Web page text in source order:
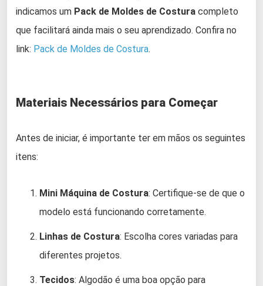
indicamos um Pack de Moldes de Costura completo
que facilitará ainda mais o seu aprendizado. Confira no
link: Pack de Moldes de Costura.
Materiais Necessários para Começar
Antes de iniciar, é importante ter em mãos os seguintes
itens:
Mini Máquina de Costura: Certifique-se de que o
modelo está funcionando corretamente.
Linhas de Costura: Escolha cores variadas para
diferentes projetos.
Tecidos: Algodão é uma boa opção para